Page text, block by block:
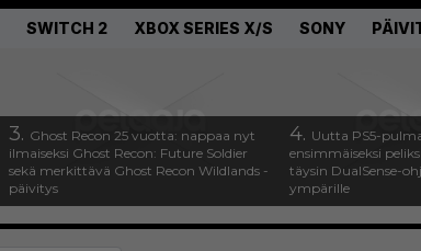
SWITCH 2 XBOX SERIES X/S SONY
3. Ghost Recon 25 vuotta: nappaa nyt
ilmaiseksi Ghost Recon: Future Soldier
sekä merkittävä Ghost Recon Wildlands -
päivitys
4. Uutta PS5-
ensimmäiseksi
täysin DualSense-
ympärille